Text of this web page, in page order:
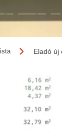
Eladó új